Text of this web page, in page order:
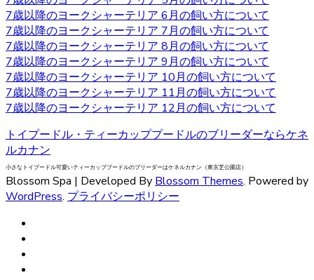
を伸ばし続ける場合はラッピングという、長い被毛をひと
まとめにくくる必要があり、色々なおしゃれを楽しめ流の
も人気の一つです。被毛を伸ばし続ける場合はラッピング
を行い、長い被毛をひとまとめにくくる必要があります。
ヨークシャーテリアの購入をお考えの際は、是非当店にご
相談下さい。
2020.9.18
ベベドールはヨークシャテリア専門のブリーダーです。飼
い主様へお引き渡す前から、しっかり育成としつけを行っ
ております。アフターフォローもお任せください！安心し
てワンちゃんと過ごせるよう。精一杯サポートさせていた
だきます。ヨークシャテリアのご購入を検討されている方
2020.9.11
7歳以降のヨークシャーテリア 6月の飼い方について
7歳以降のヨークシャーテリア 7月の飼い方について
7歳以降のヨークシャーテリア 8月の飼い方について
7歳以降のヨークシャーテリア 9月の飼い方について
7歳以降のヨークシャーテリア 10月の飼い方について
7歳以降のヨークシャーテリア 11月の飼い方について
7歳以降のヨークシャーテリア 12月の飼い方について
トイプードル・ティーカッププードルのブリーダーならケネ
ルカナン
小さなトイプードル可愛いティーカッププードルのブリーダーはケネルカナン（東京芝公園店）
Blossom Spa | Developed By Blossom Themes. Powered by
WordPress. プライバシーポリシー